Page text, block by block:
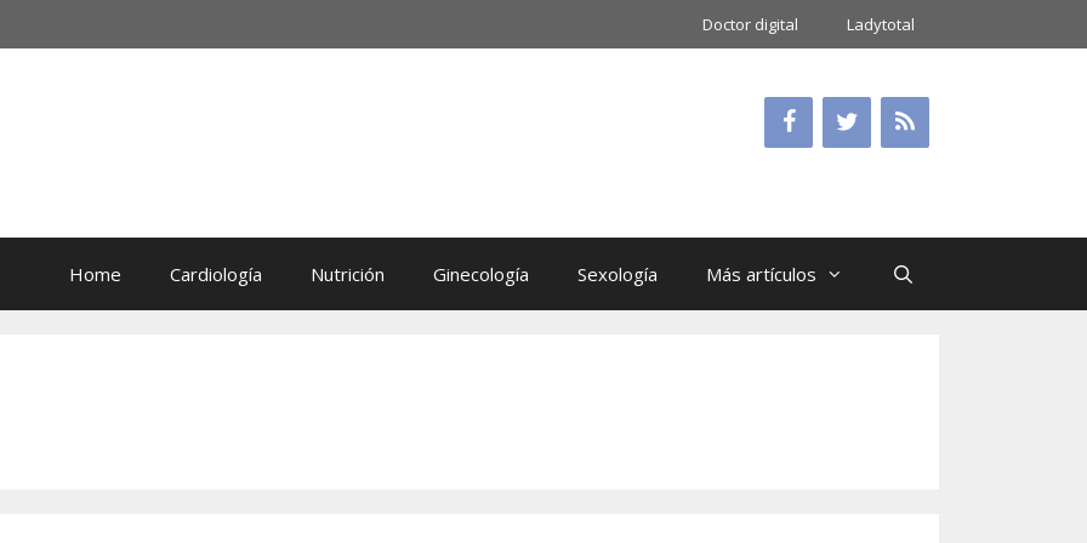
Doctor digital Ladytotal
Home Cardiología Nutrición Ginecología Sexología Más artículos